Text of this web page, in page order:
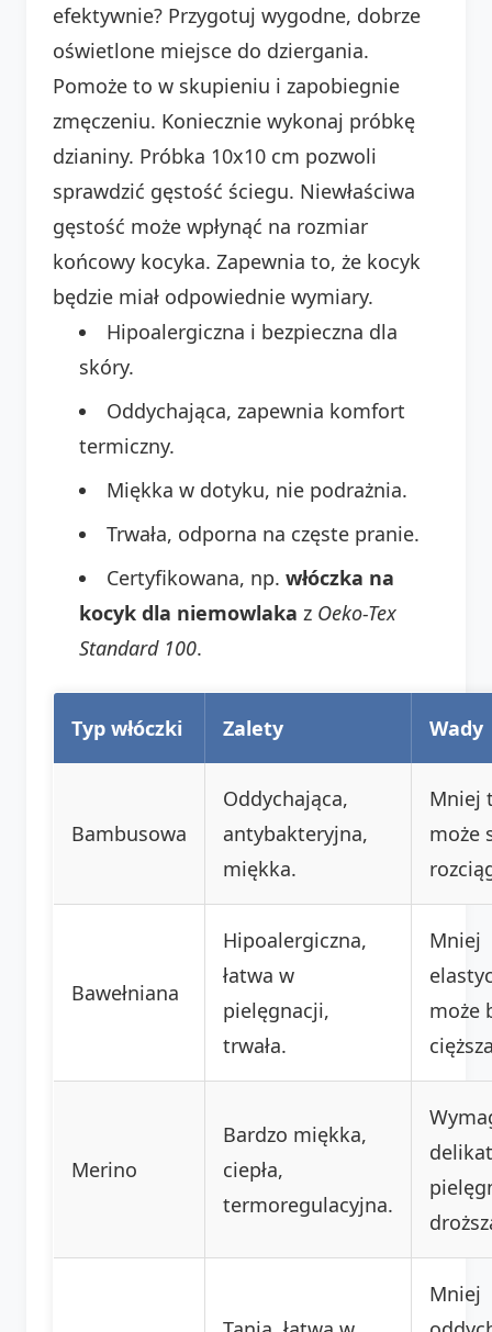
efektywnie? Przygotuj wygodne, dobrze
oświetlone miejsce do dziergania.
Pomoże to w skupieniu i zapobiegnie
zmęczeniu. Koniecznie wykonaj próbkę
dzianiny. Próbka 10x10 cm pozwoli
sprawdzić gęstość ściegu. Niewłaściwa
gęstość może wpłynąć na rozmiar
końcowy kocyka. Zapewnia to, że kocyk
będzie miał odpowiednie wymiary.
Hipoalergiczna i bezpieczna dla
skóry.
Oddychająca, zapewnia komfort
termiczny.
Miękka w dotyku, nie podrażnia.
Trwała, odporna na częste pranie.
Certyfikowana, np. włóczka na
kocyk dla niemowlaka z Oeko-Tex
Standard 100.
Typ włóczki Zalety Wady
Bambusowa
Oddychająca,
antybakteryjna,
miękka.
Mniej
może
Bawełniana
Hipoalergiczna,
łatwa w
pielęgnacji,
trwała.
Mniej
może
Merino
Bardzo miękka,
ciepła,
termoregulacyjna.
Mniej